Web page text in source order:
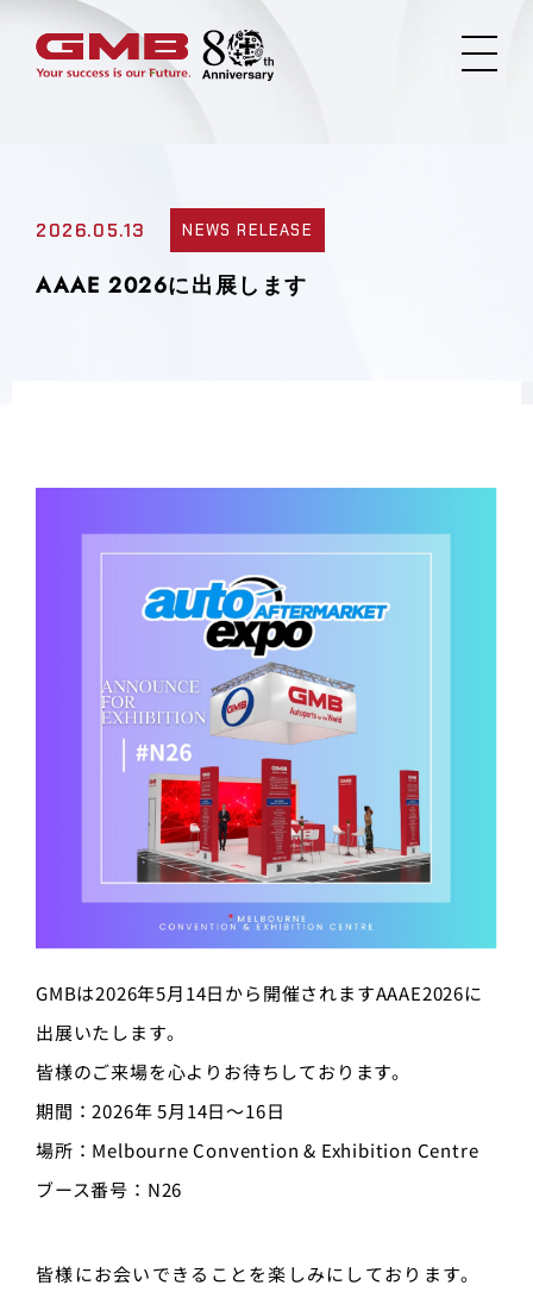
2026.05.13 NEWS RELEASE
AAAE 2026に出展します
GMBは2026年5月14日から開催されますAAAE2026に
出展いたします。
皆様のご来場を心よりお待ちしております。
期間：2026年 5月14日～16日
場所：Melbourne Convention & Exhibition Centre
ブース番号：N26
皆様にお会いできることを楽しみにしております。